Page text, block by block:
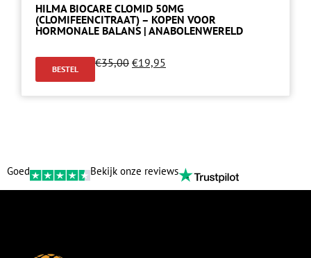
HILMA BIOCARE CLOMID 50MG
(CLOMIFEENCITRAAT) – KOPEN VOOR
HORMONALE BALANS | ANABOLENWERELD
BESTEL €35,00 €19,95
Goed Bekijk onze reviews